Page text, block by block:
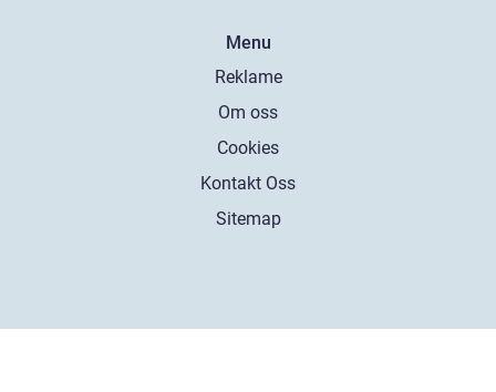
Menu
Reklame
Om oss
Cookies
Kontakt Oss
Sitemap